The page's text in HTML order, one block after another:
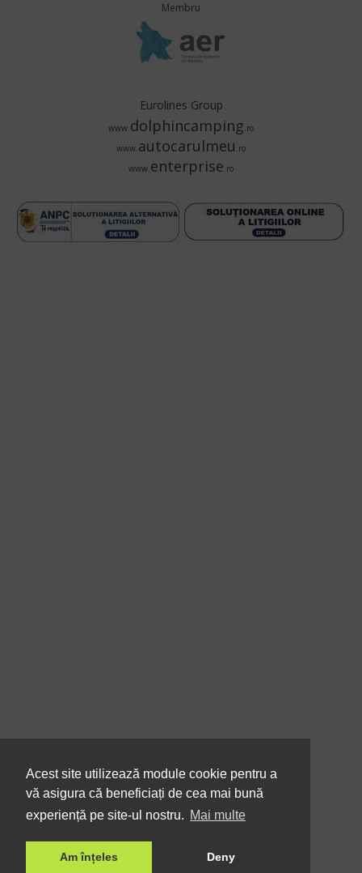
Acest site utilizează module cookie pentru a
vă asigura că beneficiați de cea mai bună
experiență pe site-ul nostru. Mai multe
Am înțeles Deny
Membru
Eurolines Group
www.dolphincamping.ro
www.autocarulmeu .ro
www.enterprise.ro